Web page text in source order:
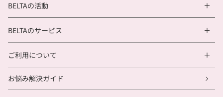
BELTAの活動
BELTAのサービス
ご利用について
お悩み解決ガイド